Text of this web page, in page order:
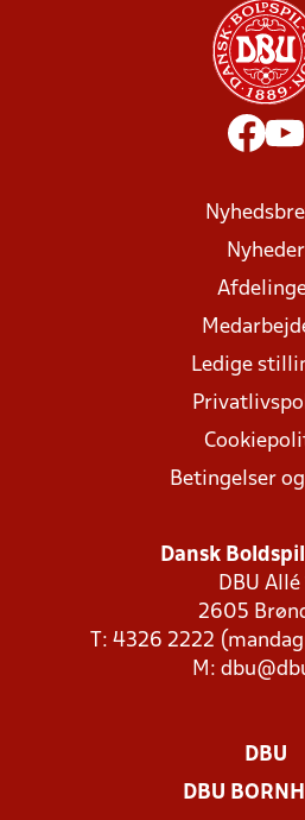
Nyheder
Ledige
Betingelser
Dansk
DBU Allé
2605
T: 4326 2222
M:
DBU
DBU